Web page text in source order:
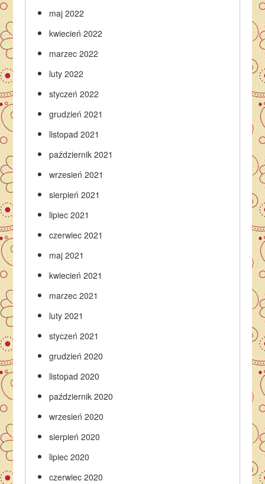
maj 2022
kwiecień 2022
marzec 2022
luty 2022
styczeń 2022
grudzień 2021
listopad 2021
październik 2021
wrzesień 2021
sierpień 2021
lipiec 2021
czerwiec 2021
maj 2021
kwiecień 2021
marzec 2021
luty 2021
styczeń 2021
grudzień 2020
listopad 2020
październik 2020
wrzesień 2020
sierpień 2020
lipiec 2020
czerwiec 2020